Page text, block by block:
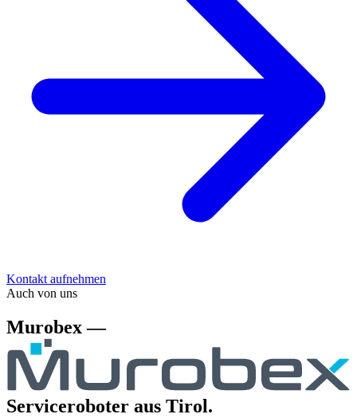
Kontakt aufnehmen
Auch von uns
Murobex —
Serviceroboter aus Tirol.